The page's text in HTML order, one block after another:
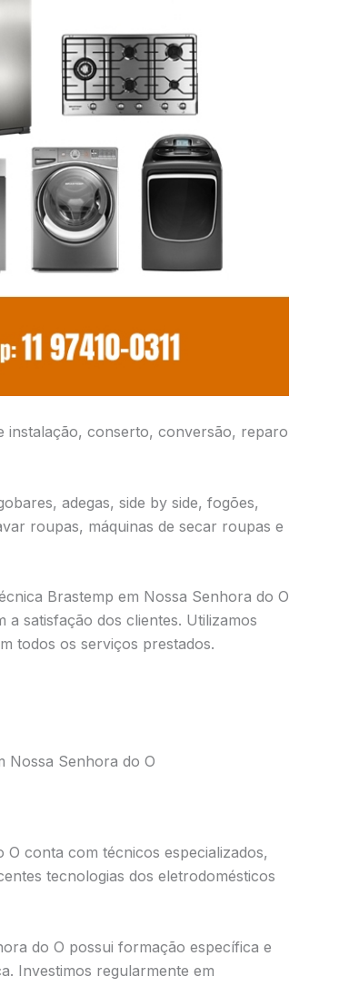
instalação, conserto, conversão, reparo
adegas, side by side, fogões,
roupas, máquinas de secar roupas e
Brastemp em Nossa Senhora do O
satisfação dos clientes. Utilizamos
todos os serviços prestados.
Nossa Senhora do O
conta com técnicos especializados,
tecnologias dos eletrodomésticos
do O possui formação específica e
Investimos regularmente em